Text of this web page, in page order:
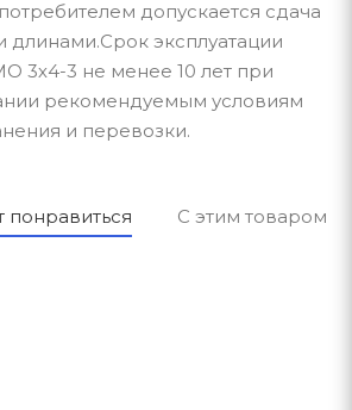
допускается сдача
эксплуатации
3х4-3 не менее 10 лет при
рекомендуемым условиям
и перевозки.
С этим товаром